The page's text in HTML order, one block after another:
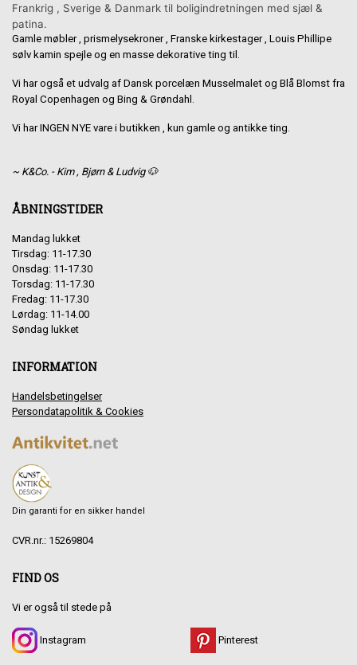
Frankrig , Sverige & Danmark til boligindretningen med sjæl &
patina.
Gamle møbler , prismelysekroner , Franske kirkestager , Louis Phillipe
sølv kamin spejle og en masse dekorative ting til.
Vi har også et udvalg af Dansk porcelæn Musselmalet og Blå Blomst fra
Royal Copenhagen og Bing & Grøndahl.
Vi har INGEN NYE vare i butikken , kun gamle og antikke ting.
~ K&Co. - Kim , Bjørn & Ludvig 🐶
ÅBNINGSTIDER
Mandag lukket
Tirsdag: 11-17.30
Onsdag: 11-17.30
Torsdag: 11-17.30
Fredag: 11-17.30
Lørdag: 11-14.00
Søndag lukket
INFORMATION
Handelsbetingelser
Persondatapolitik & Cookies
Din garanti for en sikker handel
CVR.nr.: 15269804
FIND OS
Vi er også til stede på
Instagram Pinterest